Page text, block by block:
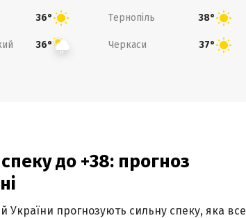
36° Тернопіль 38°
36° Черкаси 37°
до +38: прогноз
України прогнозують сильну спеку, яка все